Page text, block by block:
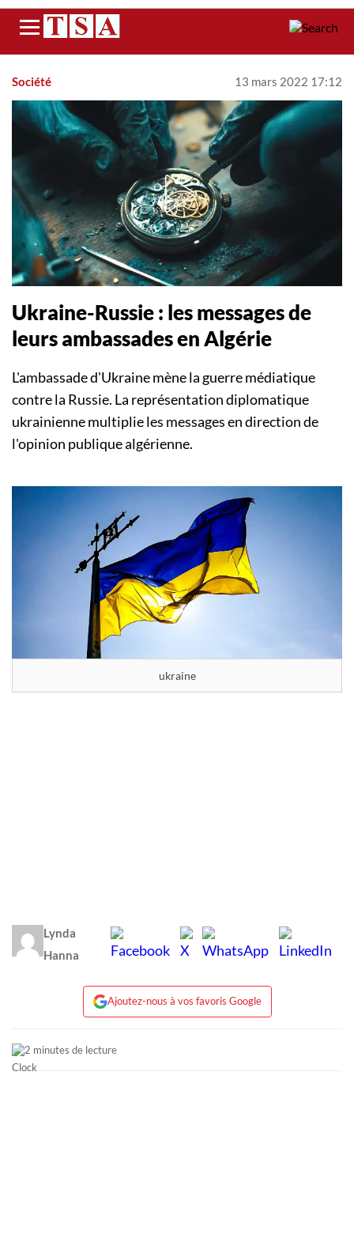
Menu
Société 13 mars 2022 17:12
Ukraine-Russie : les messages de
leurs ambassades en Algérie
L'ambassade d'Ukraine mène la guerre médiatique
contre la Russie. La représentation diplomatique
ukrainienne multiplie les messages en direction de
l'opinion publique algérienne.
ukraine
Lynda
Hanna
Ajoutez-nous à vos favoris Google
2 minutes de lecture